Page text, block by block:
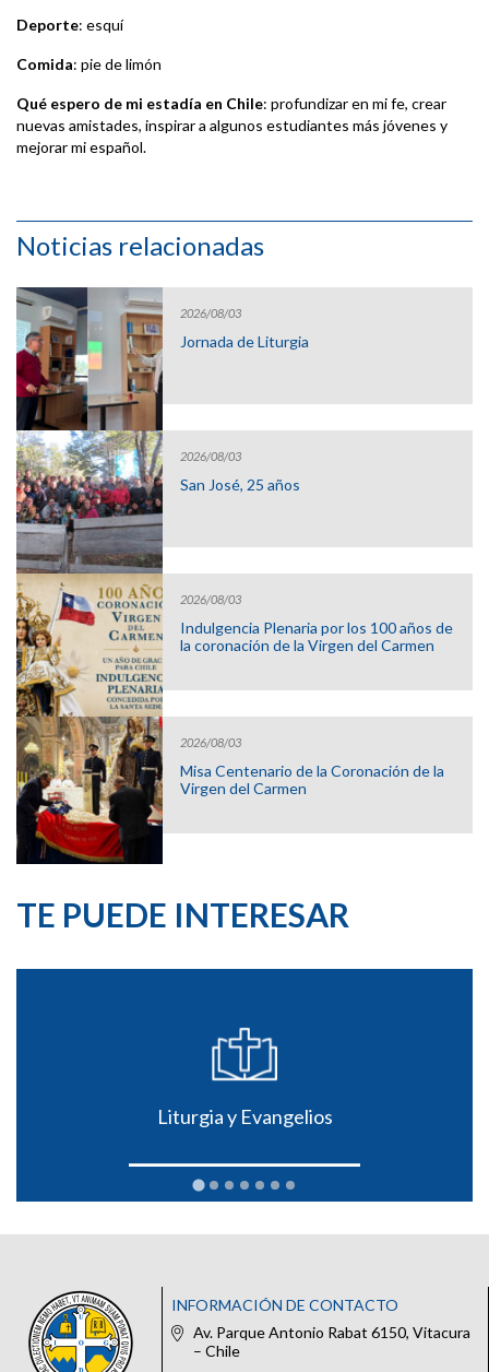
Deporte: esquí
Comida: pie de limón
Qué espero de mi estadía en Chile: profundizar en mi fe, crear
nuevas amistades, inspirar a algunos estudiantes más jóvenes y
mejorar mi español.
Noticias relacionadas
2026/08/03
Jornada de Liturgia
2026/08/03
San José, 25 años
2026/08/03
Indulgencia Plenaria por los 100 años de
la coronación de la Virgen del Carmen
2026/08/03
Misa Centenario de la Coronación de la
Virgen del Carmen
TE PUEDE INTERESAR
Liturgia y Evangelios
INFORMACIÓN DE CONTACTO
Av. Parque Antonio Rabat 6150, Vitacura
– Chile